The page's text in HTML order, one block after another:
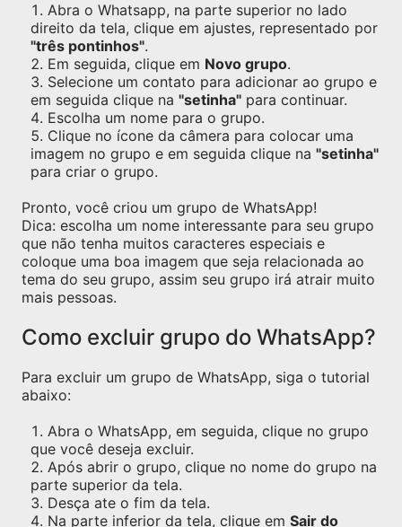
Abra o Whatsapp, na parte superior no lado
direito da tela, clique em ajustes, representado por
"três pontinhos".
Em seguida, clique em Novo grupo.
Selecione um contato para adicionar ao grupo e
em seguida clique na "setinha" para continuar.
Escolha um nome para o grupo.
Clique no ícone da câmera para colocar uma
imagem no grupo e em seguida clique na "setinha"
para criar o grupo.
Pronto, você criou um grupo de WhatsApp!
Dica: escolha um nome interessante para seu grupo
que não tenha muitos caracteres especiais e
coloque uma boa imagem que seja relacionada ao
tema do seu grupo, assim seu grupo irá atrair muito
mais pessoas.
Como excluir grupo do WhatsApp?
Para excluir um grupo de WhatsApp, siga o tutorial
abaixo:
Abra o WhatsApp, em seguida, clique no grupo
que você deseja excluir.
Após abrir o grupo, clique no nome do grupo na
parte superior da tela.
Desça ate o fim da tela.
Na parte inferior da tela, clique em Sair do